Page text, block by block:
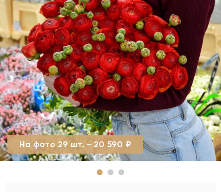
На фото 29 шт. - 20 590 ₽